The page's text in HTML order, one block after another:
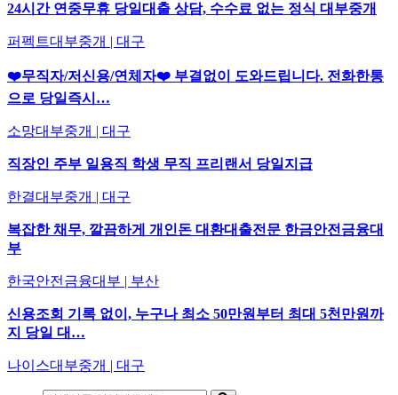
24시간 연중무휴 당일대출 상담, 수수료 없는 정식 대부중개
퍼펙트대부중개 | 대구
❤️무직자/저신용/연체자❤️ 부결없이 도와드립니다. 전화한통
으로 당일즉시…
소망대부중개 | 대구
직장인 주부 일용직 학생 무직 프리랜서 당일지급
한결대부중개 | 대구
복잡한 채무, 깔끔하게 개인돈 대환대출전문 한금안전금융대
부
한국안전금융대부 | 부산
신용조회 기록 없이, 누구나 최소 50만원부터 최대 5천만원까
지 당일 대…
나이스대부중개 | 대구